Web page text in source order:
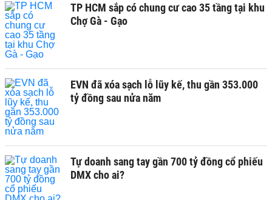
TP HCM sắp có chung cư cao 35 tầng tại khu
Chợ Gà - Gạo
EVN đã xóa sạch lỗ lũy kế, thu gần 353.000
tỷ đồng sau nửa năm
Tự doanh sang tay gần 700 tỷ đồng cổ phiếu
DMX cho ai?